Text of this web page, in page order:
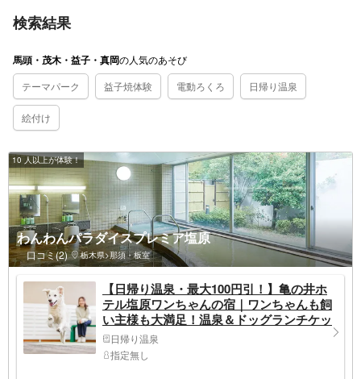
検索結果
馬頭・茂木・益子・真岡の人気のあそび
テーマパーク
益子焼体験 電動ろくろ 日帰り温泉
絵付け
10 人以上が体験！
わんわんパラダイスプレミア塩原
口コミ(2) 栃木県>那須・板室
【日帰り温泉・最大100円引！】亀の井ホ
テル塩原ワンちゃんの宿｜ワンちゃんも飼
い主様も大満足！温泉＆ドッグランチケッ
ト日帰り温泉
指定無し